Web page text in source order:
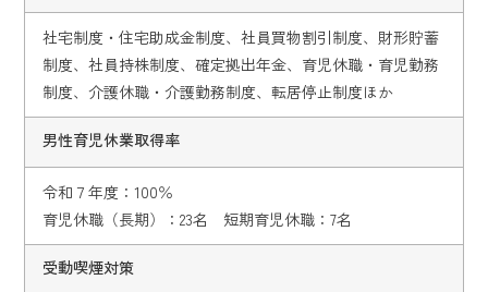
社宅制度・住宅助成金制度、社員買物割引制度、財形貯蓄
制度、社員持株制度、確定拠出年金、育児休職・育児勤務
制度、介護休職・介護勤務制度、転居停止制度ほか
男性育児休業取得率
令和７年度：100％
育児休職（長期）：23名 短期育児休職：7名
受動喫煙対策